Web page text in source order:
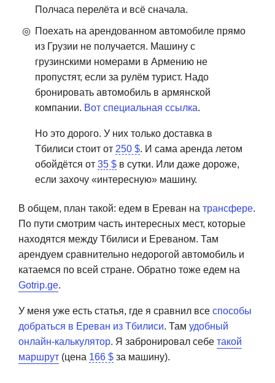
Полчаса перелёта и всё сначала.
Поехать на арендованном автомобиле прямо
из Грузии не получается. Машину с
грузинскими номерами в Армению не
пропустят, если за рулём турист. Надо
бронировать автомобиль в армянской
компании. Вот специальная ссылка.
Но это дорого. У них только доставка в
Тбилиси стоит от 250 $. И сама аренда летом
обойдётся от 35 $ в сутки. Или даже дороже,
если захочу «интересную» машину.
В общем, план такой: едем в Ереван на трансфере.
По пути смотрим часть интересных мест, которые
находятся между Тбилиси и Ереваном. Там
арендуем сравнительно недорогой автомобиль и
катаемся по всей стране. Обратно тоже едем на
Gotrip.ge.
У меня уже есть статья, где я сравнил все способы
добраться в Ереван из Тбилиси. Там удобный
онлайн-калькулятор. Я забронировал себе такой
маршрут (цена 166 $ за машину).